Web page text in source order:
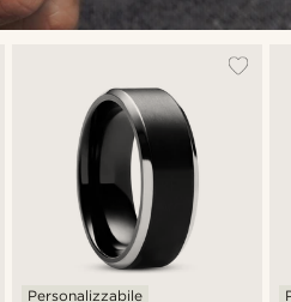
Personalizzabile